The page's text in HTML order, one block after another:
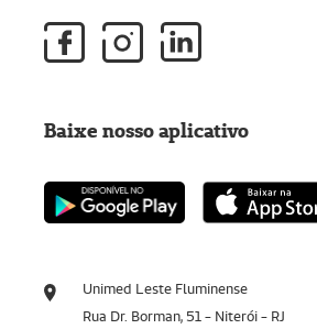
Unimed Leste Fluminense
Rua Dr. Borman, 51 - Niterói - RJ
Baixe nosso aplicativo